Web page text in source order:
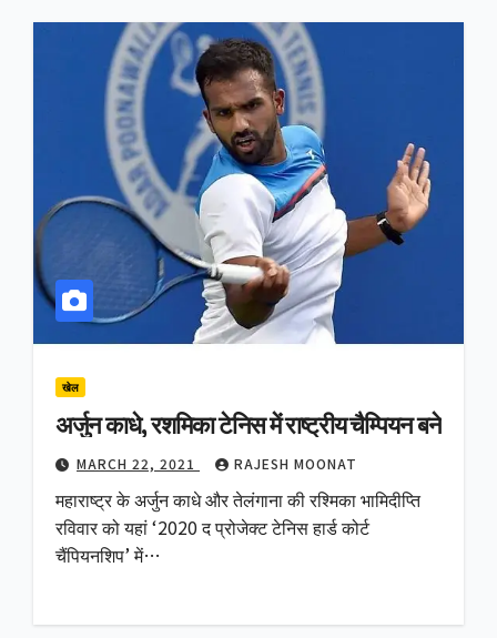
खेल
अर्जुन काधे, रशमिका टेनिस में राष्ट्रीय चैम्पियन बने
MARCH 22, 2021 RAJESH MOONAT
महाराष्ट्र के अर्जुन काधे और तेलंगाना की रश्मिका भामिदीप्ति
रविवार को यहां ‘2020 द प्रोजेक्ट टेनिस हार्ड कोर्ट
चैंपियनशिप’ में…